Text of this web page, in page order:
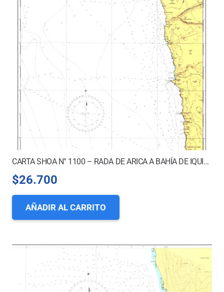
CARTA SHOA N° 1100 – RADA DE ARICA A BAHÍA DE IQUIQUE
$26.700
AÑADIR AL CARRITO